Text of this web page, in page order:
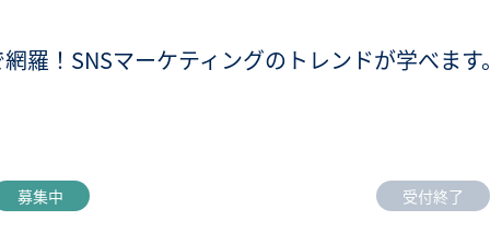
羅！SNSマーケティングのトレンドが学べます。
募集中 受付終了